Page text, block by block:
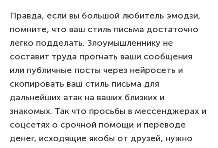
Правда, если вы большой любитель эмодзи,
помните, что ваш стиль письма достаточно
легко подделать. Злоумышленнику не
составит труда прогнать ваши сообщения
или публичные посты через нейросеть и
скопировать ваш стиль письма для
дальнейших атак на ваших близких и
знакомых. Так что просьбы в мессенджерах и
соцсетях о срочной помощи и переводе
денег, исходящие якобы от друзей, нужно